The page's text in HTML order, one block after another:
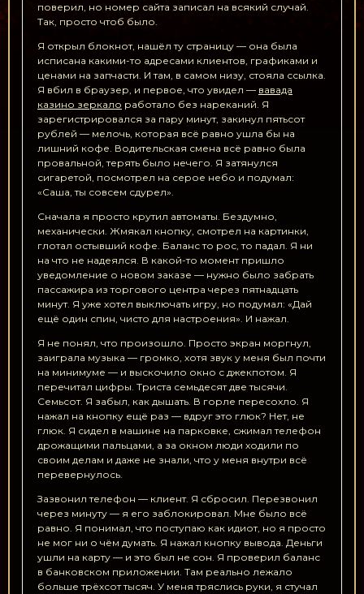
поверил, но номер сайта записал на всякий случай.
Так, просто чтоб было.
Я открыл блокнот, нашёл ту страницу — она была
исписана какими-то адресами клиентов, графиками и
ценами на запчасти. И там, в самом низу, стояла ссылка.
Я вбил в браузер, и первое, что увидел — вавада
казино зеркало работало без нареканий. Я
зарегистрировался за пару минут, закинул пятьсот
рублей — мелочь, которая всё равно ушла бы на
лишний кофе. Водительская смена всё равно была
провальной, терять было нечего. Я затянулся
сигаретой, посмотрел на серое небо и подумал:
«Саша, ты совсем сдурел».
Сначала я просто крутил автоматы. Бездумно,
механически. Жмякал кнопку, смотрел на картинки,
глотал остывший кофе. Баланс то рос, то падал. Я ни
на что не надеялся. В какой-то момент пришло
уведомление о новом заказе — нужно было забрать
пассажира из торгового центра через пятнадцать
минут. Я уже хотел выключать игру, но подумал: «Дай
ещё один спин, чисто для настроения». И нажал.
Я не понял, что произошло. Просто экран моргнул,
заиграла музыка — громко, хотя звук у меня был почти
на минимуме — и выскочило окно с джекпотом. Я
перечитал цифры. Триста семьдесят две тысячи.
Семьсот. Я забыл, как дышать. В горле пересохло. Я
нажал на кнопку ещё раз — вдруг это глюк? Нет, не
глюк. Я сидел в машине на парковке, сжимал телефон
дрожащими пальцами, а за окном люди ходили по
своим делам и даже не знали, что у меня внутри всё
перевернулось.
Зазвонил телефон — клиент. Я сбросил. Перезвонил
через минуту — я его заблокировал. Мне было всё
равно. Я понимал, что поступаю как идиот, но я просто
не мог ни о чём думать. Я нажал кнопку вывода. Деньги
ушли на карту — и это был не сон. Я проверил баланс
в банковском приложении. Там реально лежало
больше трёхсот тысяч. У меня тряслись руки, я стучал